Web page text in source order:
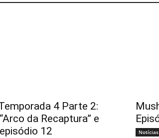
4 Parte 2:
da Recaptura” e
12
Notícias